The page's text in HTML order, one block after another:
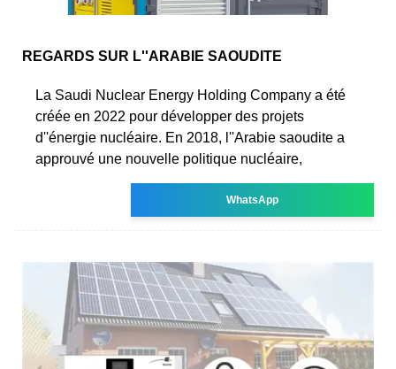
REGARDS SUR L''ARABIE SAOUDITE
La Saudi Nuclear Energy Holding Company a été
créée en 2022 pour développer des projets
d''énergie nucléaire. En 2018, l''Arabie saoudite a
approuvé une nouvelle politique nucléaire,
WhatsApp